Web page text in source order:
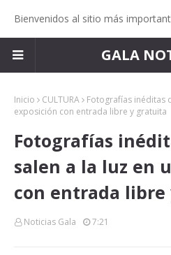
Bienvenidos al sitio más
GALA
Inicio CULTURA
Fotografías inéditas
exposición con entrada libre y gratuita
Fotografías
salen a la luz en
con entrada
Noticias Gala 7:21